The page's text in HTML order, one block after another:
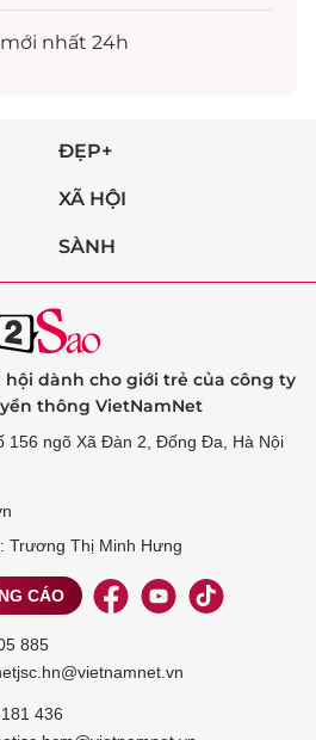
mới nhất 24h
ĐẸP+
XÃ HỘI
SÀNH
dành cho giới trẻ của công ty
thông VietNamNet
156 ngõ Xã Đàn 2, Đống Đa, Hà Nội
Trương Thị Minh Hưng
CÁO
885
436